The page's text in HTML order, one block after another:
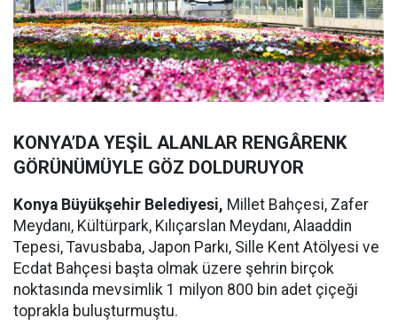
KONYA’DA YEŞİL ALANLAR RENGÂRENK
GÖRÜNÜMÜYLE GÖZ DOLDURUYOR
Konya Büyükşehir Belediyesi, Millet Bahçesi, Zafer
Meydanı, Kültürpark, Kılıçarslan Meydanı, Alaaddin
Tepesi, Tavusbaba, Japon Parkı, Sille Kent Atölyesi ve
Ecdat Bahçesi başta olmak üzere şehrin birçok
noktasında mevsimlik 1 milyon 800 bin adet çiçeği
toprakla buluşturmuştu.